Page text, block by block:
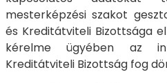
mesterképzési szakot
és Kreditátviteli Bizottsága
kérelme ügyében az
Kreditátviteli Bizottság fog